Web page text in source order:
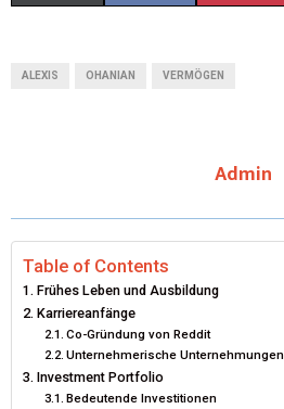
T
E
R
)
O
R
E
ALEXIS OHANIAN VERMÖGEN
Admin
Table of Contents
Frühes Leben und Ausbildung
Karriereanfänge
Co-Gründung von Reddit
Unternehmerische Unternehmungen
Investment Portfolio
Bedeutende Investitionen